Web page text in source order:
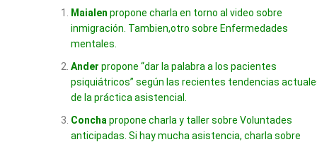
Maialen propone charla en torno al video sobre
inmigración. Tambien,otro sobre Enfermedades
mentales.
Ander propone “dar la palabra a los pacientes
psiquiátricos” según las recientes tendencias
de la práctica asistencial.
Concha propone charla y taller sobre Voluntades
anticipadas. Si hay mucha asistencia, charla sobre